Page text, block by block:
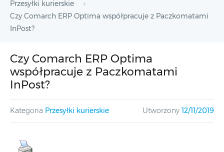
Przesyłki kurierskie
Czy Comarch ERP Optima współpracuje z Paczkomatami
InPost?
Czy Comarch ERP Optima
współpracuje z Paczkomatami
InPost?
Kategoria Przesyłki kurierskie Utworzony 12/11/2019